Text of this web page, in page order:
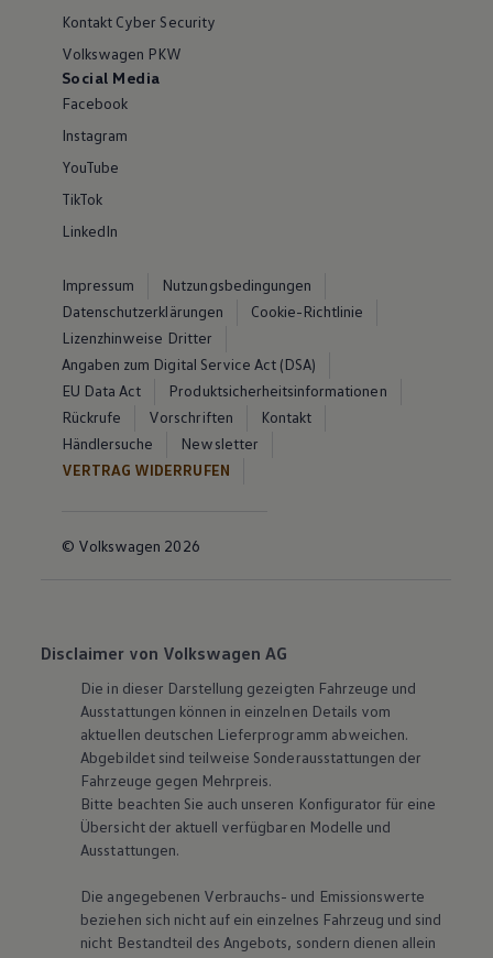
Kontakt Cyber Security
Volkswagen PKW
Social Media
Facebook
Instagram
YouTube
TikTok
LinkedIn
Impressum
Nutzungsbedingungen
Datenschutzerklärungen
Cookie-Richtlinie
Lizenzhinweise Dritter
Angaben zum Digital Service Act (DSA)
EU Data Act
Produktsicherheitsinformationen
Rückrufe
Vorschriften
Kontakt
Händlersuche
Newsletter
VERTRAG WIDERRUFEN
© Volkswagen 2026
Disclaimer von Volkswagen AG
Die in dieser Darstellung gezeigten Fahrzeuge und
Ausstattungen können in einzelnen Details vom
aktuellen deutschen Lieferprogramm abweichen.
Abgebildet sind teilweise Sonderausstattungen der
Fahrzeuge gegen Mehrpreis.
Bitte beachten Sie auch unseren Konfigurator für eine
Übersicht der aktuell verfügbaren Modelle und
Ausstattungen.
Die angegebenen Verbrauchs- und Emissionswerte
beziehen sich nicht auf ein einzelnes Fahrzeug und sind
nicht Bestandteil des Angebots, sondern dienen allein